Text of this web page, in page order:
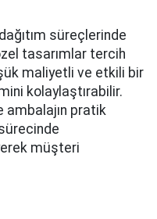
süreçlerinde
tasarımlar tercih
maliyetli ve etkili bir
kolaylaştırabilir.
ambalajın pratik
müşteri